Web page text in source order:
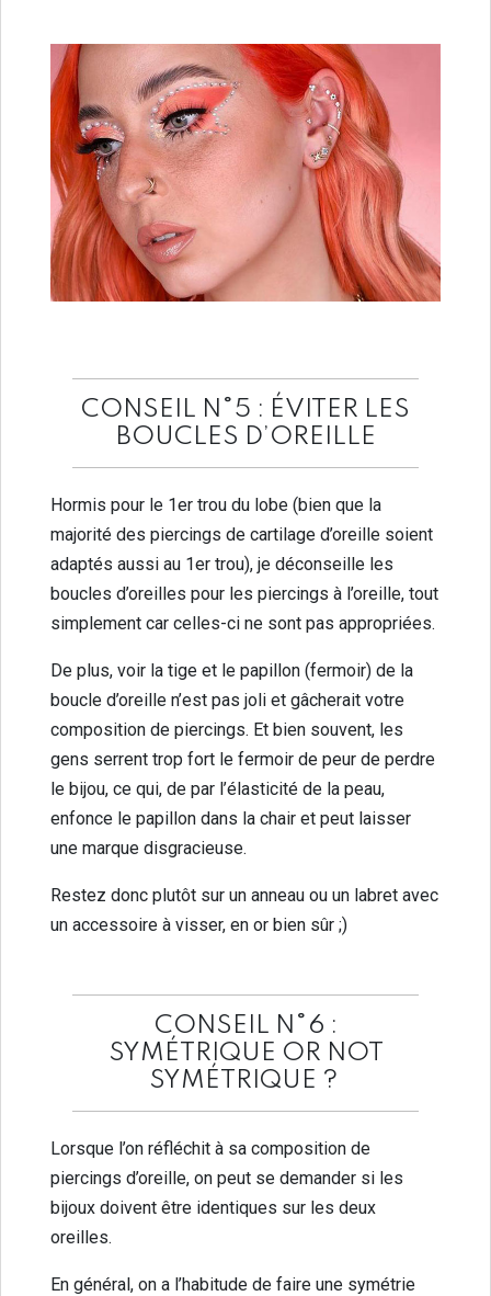
CONSEIL N°5 : ÉVITER LES
BOUCLES D’OREILLE
Hormis pour le 1er trou du lobe (bien que la
majorité des piercings de cartilage d’oreille soient
adaptés aussi au 1er trou), je déconseille les
boucles d’oreilles pour les piercings à l’oreille, tout
simplement car celles-ci ne sont pas appropriées.
De plus, voir la tige et le papillon (fermoir) de la
boucle d’oreille n’est pas joli et gâcherait votre
composition de piercings. Et bien souvent, les
gens serrent trop fort le fermoir de peur de perdre
le bijou, ce qui, de par l’élasticité de la peau,
enfonce le papillon dans la chair et peut laisser
une marque disgracieuse.
Restez donc plutôt sur un anneau ou un labret avec
un accessoire à visser, en or bien sûr ;)
CONSEIL N°6 :
SYMÉTRIQUE OR NOT
SYMÉTRIQUE ?
Lorsque l’on réfléchit à sa composition de
piercings d’oreille, on peut se demander si les
bijoux doivent être identiques sur les deux
oreilles.
En général, on a l’habitude de faire une symétrie